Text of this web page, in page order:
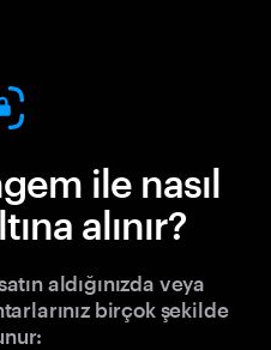
ile nasıl
alınır?
aldığınızda veya
birçok şekilde